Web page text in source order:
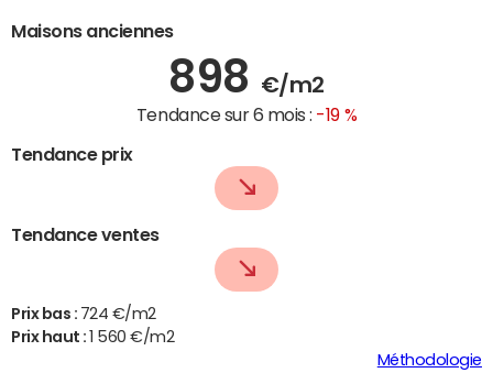
Maisons anciennes
898 €/m2
Tendance sur 6 mois : -19 %
Tendance prix
Tendance ventes
Prix bas : 724 €/m2
Prix haut :
1 560 €/m2
Méthodologie